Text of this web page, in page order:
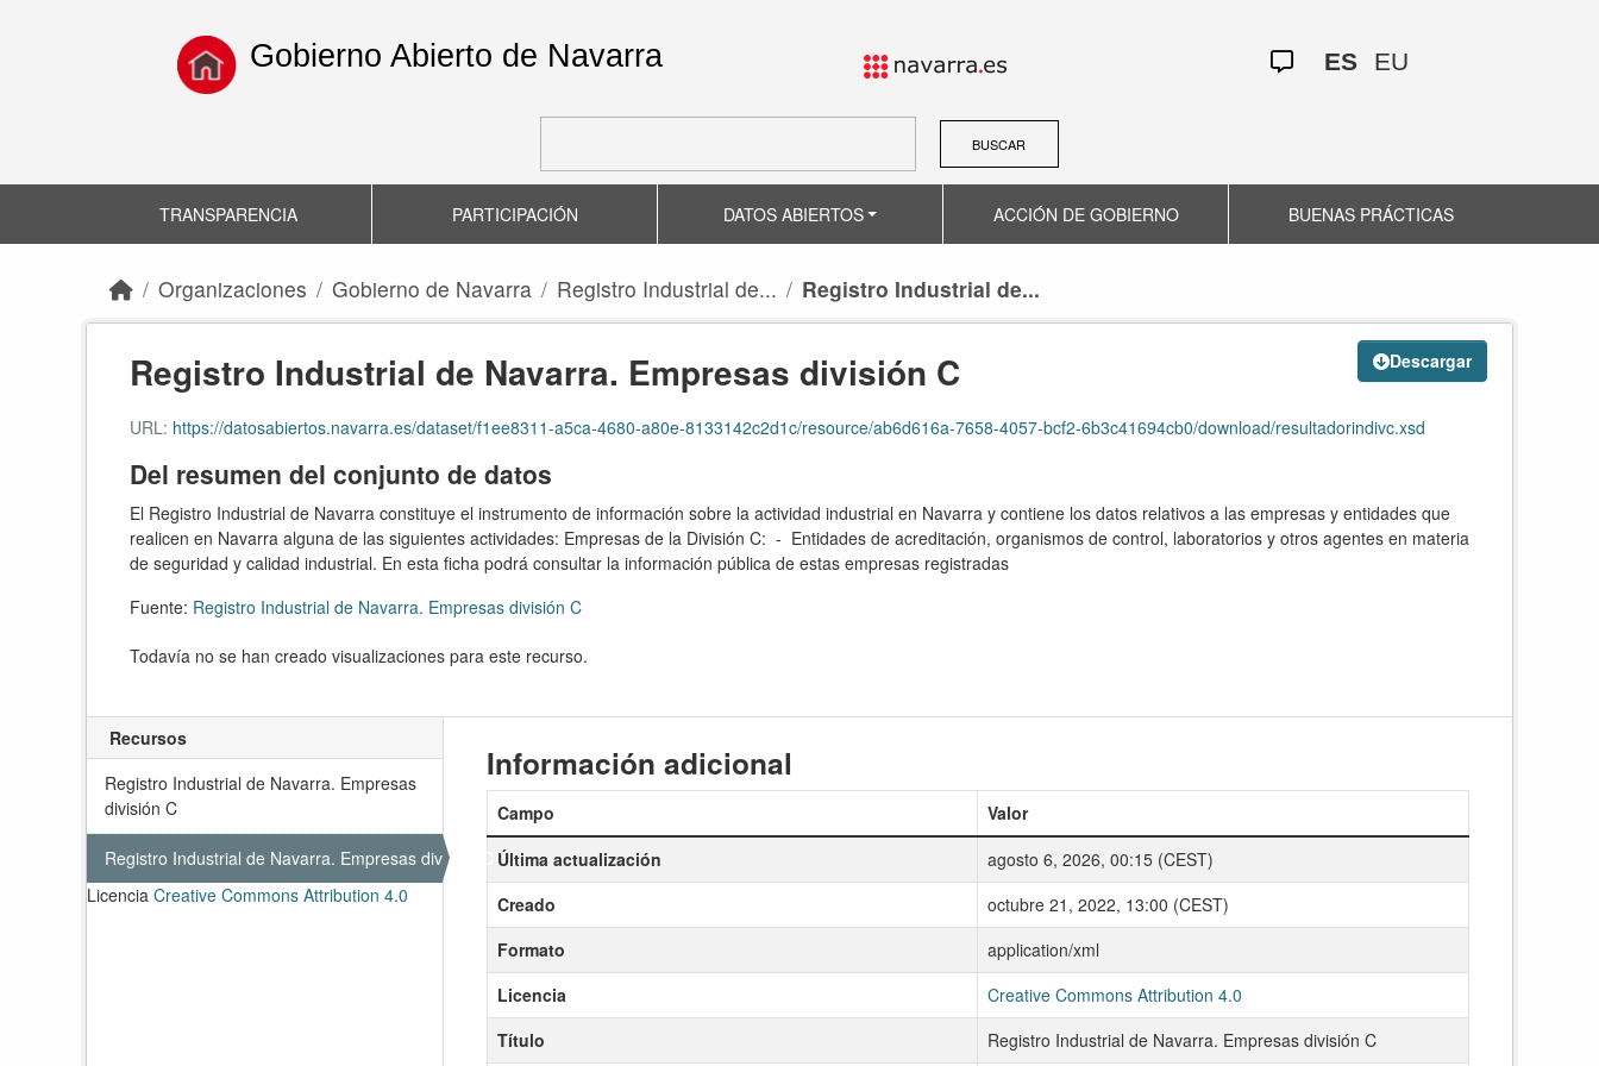
Gobierno Abierto de Navarra ES EU
BUSCAR
TRANSPARENCIA PARTICIPACIÓN DATOS ABIERTOS ACCIÓN DE GOBIERNO BUENAS PRÁCTICAS
Organizaciones Gobierno de Navarra Registro Industrial de... Registro Industrial de...
Descargar
Registro Industrial de Navarra. Empresas división C
URL: https://datosabiertos.navarra.es/dataset/f1ee8311-a5ca-4680-a80e-8133142c2d1c/resource/ab6d616a-7658-4057-bcf2-6b3c41694cb0/download/resultadorindivc.xsd
Del resumen del conjunto de datos
El Registro Industrial de Navarra constituye el instrumento de información sobre la actividad industrial en Navarra y contiene los datos relativos a las empresas y entidades que
realicen en Navarra alguna de las siguientes actividades: Empresas de la División C: - Entidades de acreditación, organismos de control, laboratorios y otros agentes en materia
de seguridad y calidad industrial. En esta ficha podrá consultar la información pública de estas empresas registradas
Fuente: Registro Industrial de Navarra. Empresas división C
Todavía no se han creado visualizaciones para este recurso.
Recursos
Registro Industrial de Navarra. Empresas
división C
Registro Industrial de Navarra. Empresas división C
Licencia Creative Commons Attribution 4.0
Información adicional
Campo
Valor
Última actualización
agosto 6, 2026, 00:15 (CEST)
Creado
octubre 21, 2022, 13:00 (CEST)
Formato
application/xml
Licencia
Creative Commons Attribution 4.0
Título
Registro Industrial de Navarra. Empresas división C